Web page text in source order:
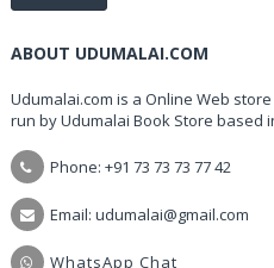
ABOUT UDUMALAI.COM
Udumalai.com is a Online Web
run by Udumalai Book Store based
Phone: +91 73 73 73 77 42
Email: udumalai@gmail.com
WhatsApp Chat